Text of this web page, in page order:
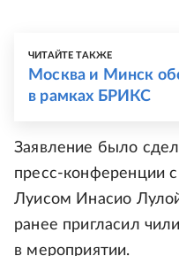
ЧИТАЙТЕ ТАКЖЕ
Москва и Минск
в рамках БРИКС
Заявление было
пресс-конференции
Луисом Инасио
ранее пригласил
в мероприятии.